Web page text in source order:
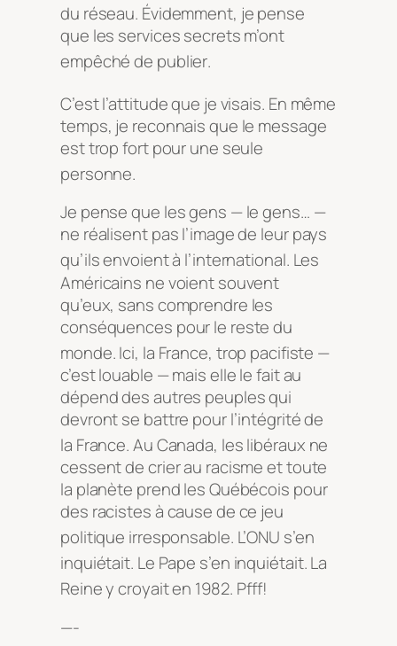
du réseau. Évidemment, je pense
que les services secrets m’ont
empêché de publier.
C’est l’attitude que je visais. En même
temps, je reconnais que le message
est trop fort pour une seule
personne.
Je pense que les gens — le gens… —
ne réalisent pas l’image de leur pays
qu’ils envoient à l’international. Les
Américains ne voient souvent
qu’eux, sans comprendre les
conséquences pour le reste du
monde. Ici, la France, trop pacifiste —
c’est louable — mais elle le fait au
dépend des autres peuples qui
devront se battre pour l’intégrité de
la France. Au Canada, les libéraux ne
cessent de crier au racisme et toute
la planète prend les Québécois pour
des racistes à cause de ce jeu
politique irresponsable. L’ONU s’en
inquiétait. Le Pape s’en inquiétait. La
Reine y croyait en 1982. Pfff!
—-